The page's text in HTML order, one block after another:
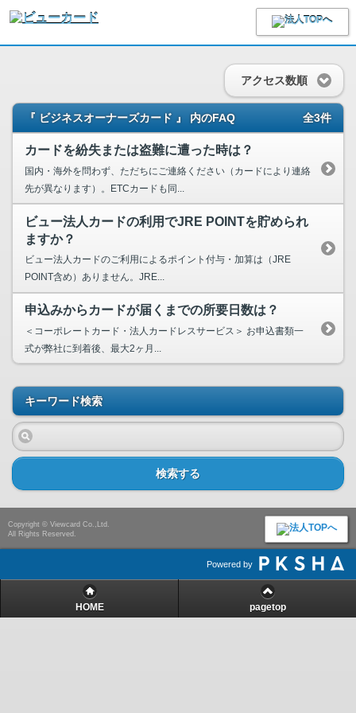
アクセス数順
『 ビジネスオーナーズカード 』 内のFAQ 全3件
カードを紛失または盗難に遭った時は？
国内・海外を問わず、ただちにご連絡ください（カードにより連絡
先が異なります）。ETCカードも同...
ビュー法人カードの利用でJRE POINTを貯められ
ますか？
ビュー法人カードのご利用によるポイント付与・加算は（JRE
POINT含め）ありません。JRE...
申込みからカードが届くまでの所要日数は？
＜コーポレートカード・法人カードレスサービス＞ お申込書類一
式が弊社に到着後、最大2ヶ月...
キーワード検索
検索する
Copyright © Viewcard Co.,Ltd.
All Rights Reserved.
Powered by
HOME pagetop